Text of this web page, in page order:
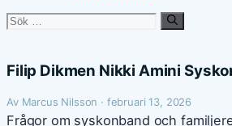
Sök
Filip Dikmen Nikki Amini
Av Marcus Nilsson · februari 13, 2026
Frågor om syskonband och